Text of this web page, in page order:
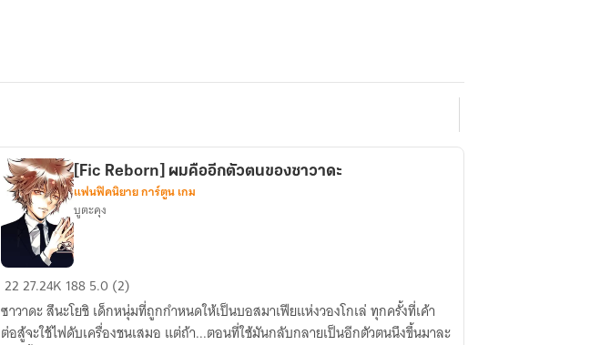
[Fic
Reborn]
ผม
[Fic Reborn] ผมคืออีกตัวตนของซาวาดะ
แฟนฟิคนิยาย การ์ตูน เกม
บูตะคุง
2227.24K 1885.0 (2)
ซาวาดะ สึนะโยชิ เด็กหนุ่มที่ถูกกำหนดให้เป็นบอสมาเฟียแห่งวองโกเล่ ทุกครั้งที่เค้า
ต่อสู้จะใช้ไฟดับเครื่องชนเสมอ แต่ถ้า...ตอนที่ใช้มันกลับกลายเป็นอีกตัวตนนึงขึ้นมาละ